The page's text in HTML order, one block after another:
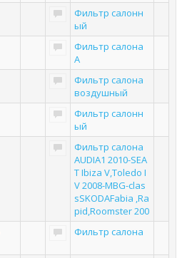
Фильтр салонн
ый
Фильтр салона
A
Фильтр салона
воздушный
Фильтр салонн
ый
Фильтр салона
AUDIA1 2010-SEA
T Ibiza V,Toledo I
V 2008-MBG-clas
sSKODAFabia ,Ra
pid,Roomster 200
Фильтр салона